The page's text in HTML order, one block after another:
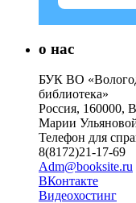
о нас
БУК ВО
библиотека»
Россия, 160000,
Марии
Телефон для
8(8172)21-17-69
Adm@booksite.ru
ВКонтакте
Видеохостинг